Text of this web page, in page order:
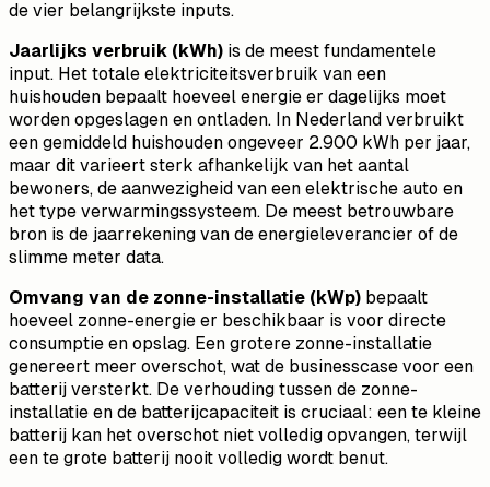
de vier belangrijkste inputs.
Jaarlijks verbruik (kWh) is de meest fundamentele
input. Het totale elektriciteitsverbruik van een
huishouden bepaalt hoeveel energie er dagelijks moet
worden opgeslagen en ontladen. In Nederland verbruikt
een gemiddeld huishouden ongeveer 2.900 kWh per jaar,
maar dit varieert sterk afhankelijk van het aantal
bewoners, de aanwezigheid van een elektrische auto en
het type verwarmingssysteem. De meest betrouwbare
bron is de jaarrekening van de energieleverancier of de
slimme meter data.
Omvang van de zonne-installatie (kWp) bepaalt
hoeveel zonne-energie er beschikbaar is voor directe
consumptie en opslag. Een grotere zonne-installatie
genereert meer overschot, wat de businesscase voor een
batterij versterkt. De verhouding tussen de zonne-
installatie en de batterijcapaciteit is cruciaal: een te kleine
batterij kan het overschot niet volledig opvangen, terwijl
een te grote batterij nooit volledig wordt benut.